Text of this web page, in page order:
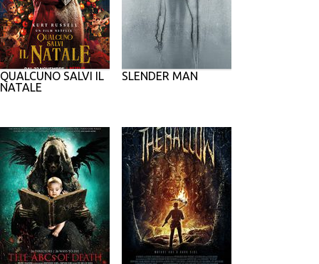
QUALCUNO SALVI IL
NATALE
SLENDER MAN